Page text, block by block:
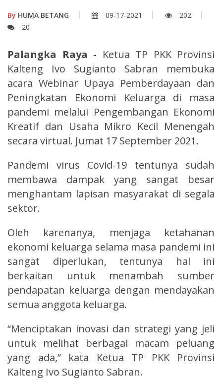
By HUMA BETANG 09-17-2021
202
20
Palangka Raya - Ketua TP PKK Provinsi
Kalteng Ivo Sugianto Sabran membuka
acara Webinar Upaya Pemberdayaan dan
Peningkatan Ekonomi Keluarga di masa
pandemi melalui Pengembangan Ekonomi
Kreatif dan Usaha Mikro Kecil Menengah
secara virtual. Jumat 17 September 2021.
Pandemi virus Covid-19 tentunya sudah
membawa dampak yang sangat besar
menghantam lapisan masyarakat di segala
sektor.
Oleh karenanya, menjaga ketahanan
ekonomi keluarga selama masa pandemi ini
sangat diperlukan, tentunya hal ini
berkaitan untuk menambah sumber
pendapatan keluarga dengan mendayakan
semua anggota keluarga.
“Menciptakan inovasi dan strategi yang jeli
untuk melihat berbagai macam peluang
yang ada,” kata Ketua TP PKK Provinsi
Kalteng Ivo Sugianto Sabran.